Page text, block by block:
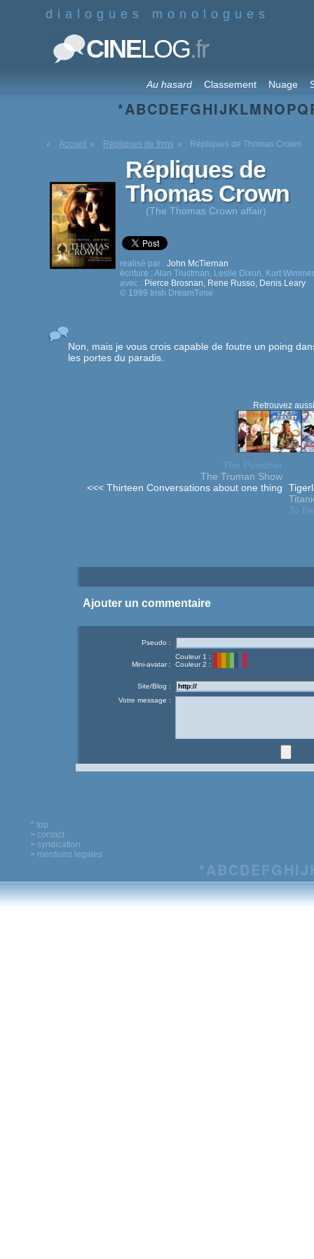
dialogues monologues
CINELOG.fr
Au hasard Classement Nuage
*ABCDEFGHIJKLMNOPQ
Accueil Répliques de films Répliques de Thomas Crown
Répliques de
Thomas Crown
(The Thomas Crown affair)
realisé par : John McTiernan
écriture : Alan Trustman, Leslie Dixon, Kurt Wimmer
avec : Pierce Brosnan, Rene Russo, Denis Leary
© 1999 Irish DreamTime
Non, mais je vous crois capable de foutre un poing
les portes du paradis.
Retrouvez
The Punisher
The Truman Show
<<< Thirteen Conversations about one thing
To
Ajouter un commentaire
Pseudo :
Mini-avatar :
Couleur 1 :
Couleur 2 :
Site/Blog :
Votre message :
^ top
> contact
> syndication
> mentions legales
*ABCDEFG HIJ